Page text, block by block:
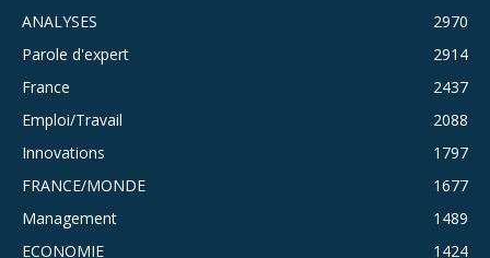
ANALYSES
2970
Parole d'expert
2914
France
2437
Emploi/Travail
2088
Innovations
1797
FRANCE/MONDE
1677
Management
1489
ECONOMIE
1424